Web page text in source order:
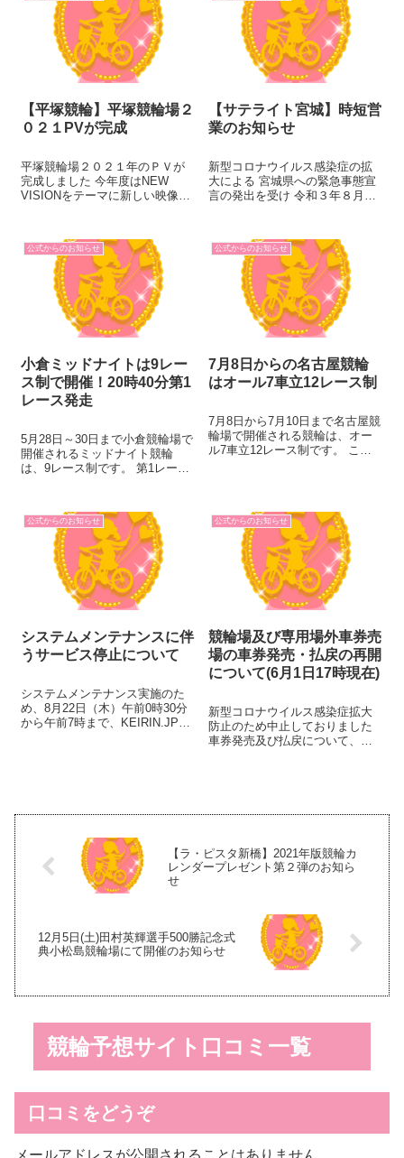
【平塚競輪】平塚競輪場２
０２１PVが完成
平塚競輪場２０２１年のＰＶが
完成しました 今年度はNEW
VISIONをテーマに新しい映像の
ん、西原愛夏さんの出演に加
え、 平塚所属の選手７名の協力
を得て、様々な撮影手法を用
【サテライト宮城】時短営
業のお知らせ
新型コロナウイルス感染症の拡
大による 宮城県への緊急事態宣
言の発出を受け 令和３年８月２
を２０：００に短縮致します。
それに伴い、発売・払戻は１
９：５５分迄となります。 ...
公式からのお知らせ
小倉ミッドナイトは9レー
ス制で開催！20時40分第1
レース発走
5月28日～30日まで小倉競輪場で
開催されるミッドナイト競輪
は、9レース制です。 第1レース
ここではA級1・2班戦5レース
と、A級チャレンジ戦4レースそ
れぞれの注目選手をご紹介...
公式からのお知らせ
7月8日からの名古屋競輪
はオール7車立12レース制
7月8日から7月10日まで名古屋競
輪場で開催される競輪は、オー
ル7車立12レース制です。 ここ
績は、7月3日時点のデー...
公式からのお知らせ
システムメンテナンスに伴
うサービス停止について
システムメンテナンス実施のた
め、8月22日（木）午前0時30分
から午前7時まで、KEIRIN.JPが
公式からのお知らせ
競輪場及び専用場外車券売
場の車券発売・払戻の再開
について(6月1日17時現在)
新型コロナウイルス感染症拡大
防止のため中止しておりました
車券発売及び払戻について、以
場開催 場外発売 群...
【ラ・ピスタ新橋】2021年版競輪カ
レンダープレゼント第２弾のお知ら
せ
12月5日(土)田村英輝選手500勝記念式
典小松島競輪場にて開催のお知らせ
競輪予想サイト口コミ一覧
口コミをどうぞ
メールアドレスが公開されることはありません。